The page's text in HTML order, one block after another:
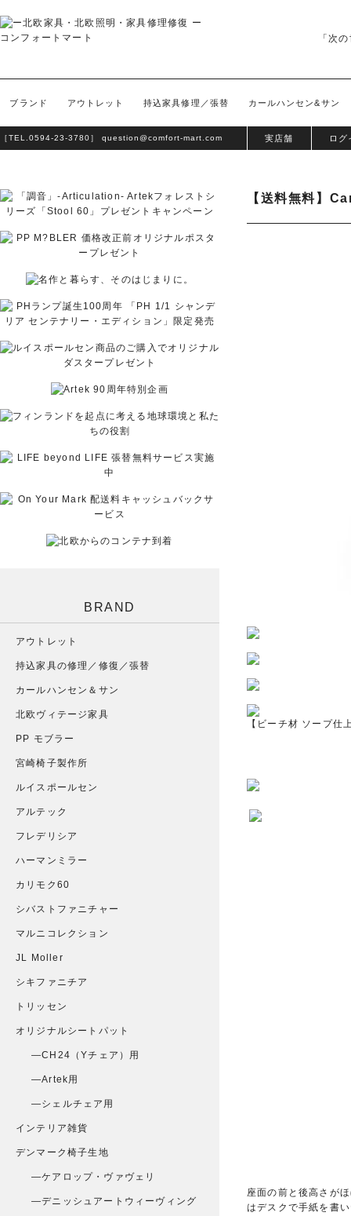
「次
ブランド アウトレット 持込家具修理／張替 カールハンセン&サン
［TEL. 0594-23-3780］ question@comfort-mart.com 実店舗 ログ
【送料無料】
【ビーチ材 ソープ仕
座面の前と後高さが
はデスクで手紙を書
BRAND
アウトレット
持込家具の修理／修復／張替
カールハンセン＆サン
北欧ヴィテージ家具
PP モブラー
宮崎椅子製作所
ルイスポールセン
アルテック
フレデリシア
ハーマンミラー
カリモク60
シバストファニチャー
マルニコレクション
JL Moller
シキファニチア
トリッセン
オリジナルシートパット
CH24（Yチェア）用
Artek用
シェルチェア用
インテリア雑貨
デンマーク椅子生地
ケアロップ・ヴァヴェリ
デニッシュアートウィーヴィング